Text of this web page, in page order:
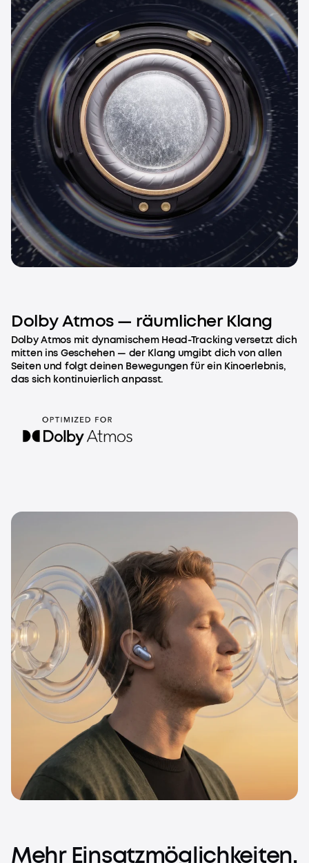
Dolby Atmos — räumlicher Klang
Dolby Atmos mit dynamischem Head-Tracking versetzt dich
mitten ins Geschehen — der Klang umgibt dich von allen
Seiten und folgt deinen Bewegungen für ein Kinoerlebnis,
das sich kontinuierlich anpasst.
Mehr Einsatzmöglichkeiten,